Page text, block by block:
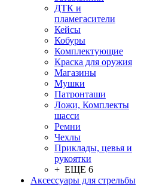
ДТК и
пламегасители
Кейсы
Кобуры
Комплектующие
Краска для оружия
Магазины
Мушки
Патронташи
Ложи, Комплекты
шасси
Ремни
Чехлы
Приклады, цевья и
рукоятки
+ ЕЩЕ 6
Аксессуары для стрельбы